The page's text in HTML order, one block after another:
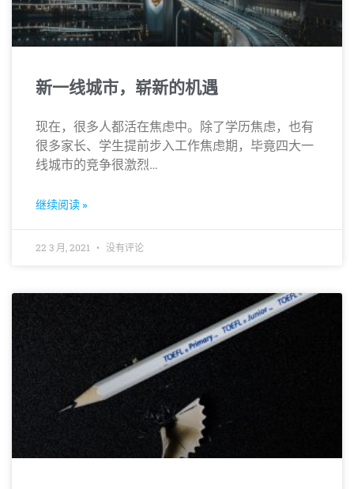
新一线城市，崭新的机遇
现在，很多人都活在焦虑中。除了学历焦虑，也有
很多家长、学生提前步入工作焦虑期，毕竟四大一
线城市的竞争很激烈…
继续阅读 »
22 3 月, 2021 没有评论